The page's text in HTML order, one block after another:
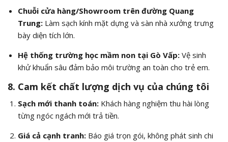
Chuỗi cửa hàng/Showroom trên đường Quang
Trung:Làm sạch kính mặt dựng và sàn nhà xưởng trưng
bày diện tích lớn.
Hệ thống trường học mầm non tại Gò Vấp:Vệ sinh
khử khuẩn sâu đảm bảo môi trường an toàn cho trẻ em.
8. Cam kết chất lượng dịch vụ của chúng tôi
Sạch mới thanh toán:Khách hàng nghiệm thu hài lòng
từng ngóc ngách mới trả tiền.
Giá cả cạnh tranh:Báo giá trọn gói, không phát sinh chi